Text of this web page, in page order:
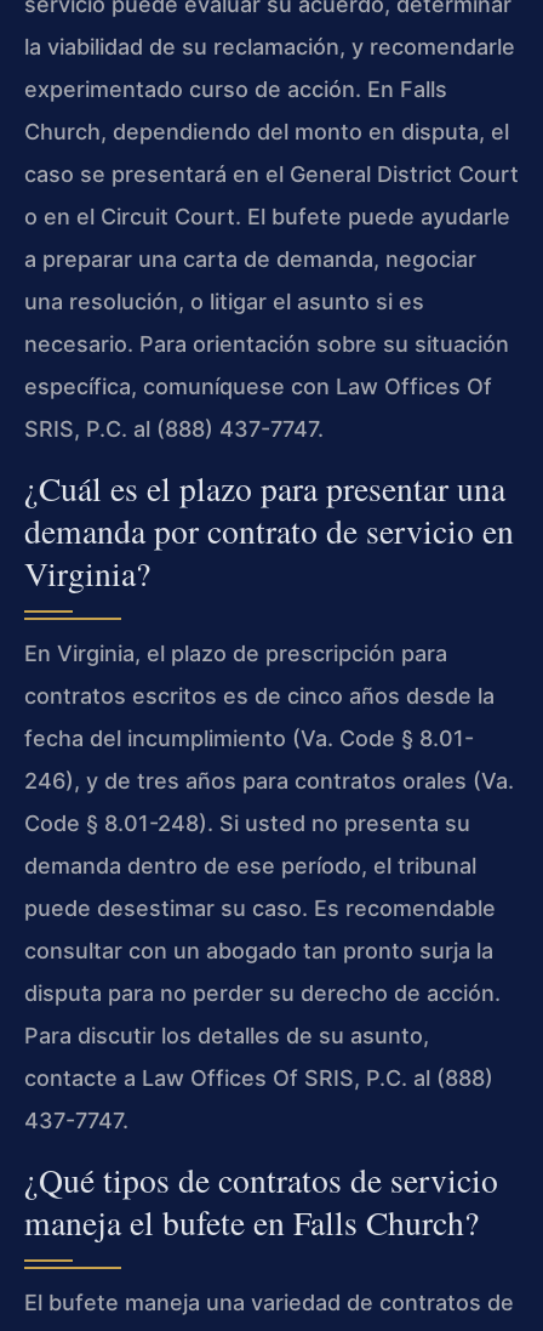
la viabilidad de su reclamación, y recomendarle
experimentado curso de acción. En Falls
Church, dependiendo del monto en disputa, el
caso se presentará en el General District Court
o en el Circuit Court. El bufete puede ayudarle
a preparar una carta de demanda, negociar
una resolución, o litigar el asunto si es
necesario. Para orientación sobre su situación
específica, comuníquese con Law Offices Of
SRIS, P.C. al (888) 437-7747.
¿Cuál es el plazo para presentar una
demanda por contrato de servicio en
Virginia?
En Virginia, el plazo de prescripción para
contratos escritos es de cinco años desde la
fecha del incumplimiento (Va. Code § 8.01-
246), y de tres años para contratos orales (Va.
Code § 8.01-248). Si usted no presenta su
demanda dentro de ese período, el tribunal
puede desestimar su caso. Es recomendable
consultar con un abogado tan pronto surja la
disputa para no perder su derecho de acción.
Para discutir los detalles de su asunto,
contacte a Law Offices Of SRIS, P.C. al (888)
437-7747.
¿Qué tipos de contratos de servicio
maneja el bufete en Falls Church?
El bufete maneja una variedad de contratos de